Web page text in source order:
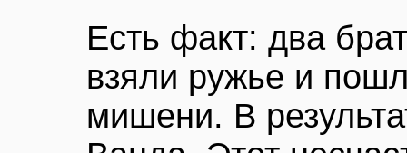
Есть факт: два
взяли ружье и
мишени. В